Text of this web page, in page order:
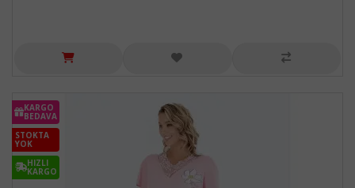
KARGO
BEDAVA
STOKTA
YOK
HIZLI
KARGO